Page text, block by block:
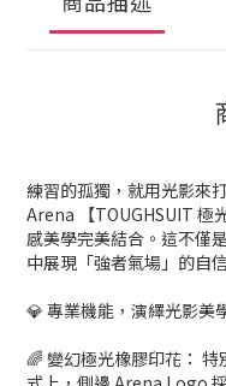
練習的孤獨，就用光影來
Arena 【TOUGHSUIT 極
感美學完美結合。這不僅
中展現「強者氣場」的自
💎 專業機能，演繹光影美
🌈 變幻極光橡膠印花：